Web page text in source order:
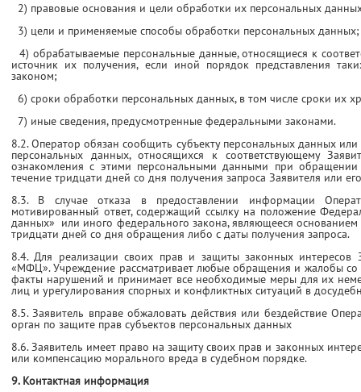
2) правовые основания и цели обработки их персональных
3) цели и применяемые способы обработки персональных данных;
4) обрабатываемые персональные данные, относящиеся к
источник их получения, если иной порядок представления
законом;
6) сроки обработки персональных данных, в том числе сроки их
7) иные сведения, предусмотренные федеральными законами.
8.2. Оператор обязан сообщить субъекту персональных данных
персональных данных, относящихся к соответствующему
ознакомления с этими персональными данными при обращении
течение тридцати дней со дня получения запроса Заявителя или
8.3. В случае отказа в предоставлении информации
мотивированный ответ, содержащий ссылку на положение
данных» или иного федерального закона, являющееся
тридцати дней со дня обращения либо с даты получения запроса.
8.4. Для реализации своих прав и защиты законных интересов
«МФЦ». Учреждение рассматривает любые обращения и жалобы со
факты нарушений и принимает все необходимые меры для их
лиц и урегулирования спорных и конфликтных ситуаций в
8.5. Заявитель вправе обжаловать действия или бездействие
орган по защите прав субъектов персональных данных
8.6. Заявитель имеет право на защиту своих прав и законных
или компенсацию морального вреда в судебном порядке.
9. Контактная информация